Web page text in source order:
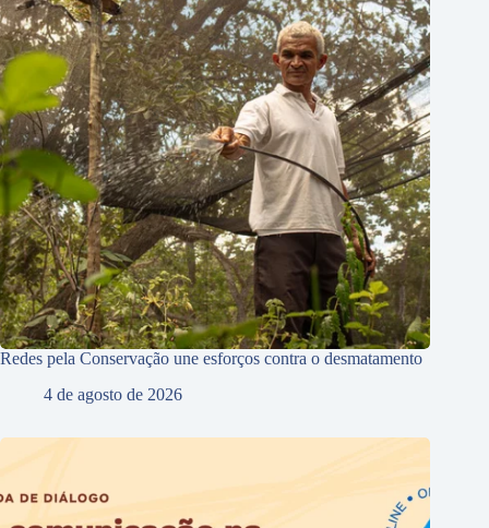
Redes pela Conservação une esforços contra o desmatamento
4 de agosto de 2026